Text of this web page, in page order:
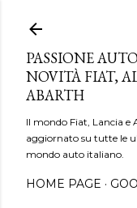
PASSIONE
NOVITÀ FIAT,
ABARTH
Il mondo Fiat, Lancia e
aggiornato su tutte le
mondo auto italiano.
HOME PAGE